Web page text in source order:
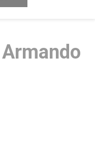
Armando